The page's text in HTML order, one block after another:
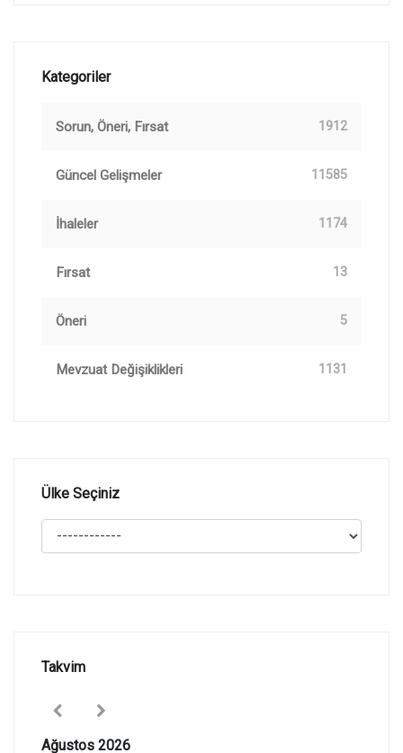
Kategoriler
Sorun, Öneri, Fırsat 1912
Güncel Gelişmeler 11585
İhaleler 1174
Fırsat 13
Öneri 5
Mevzuat Değişiklikleri 1131
Ülke Seçiniz
Takvim
Ağustos 2026